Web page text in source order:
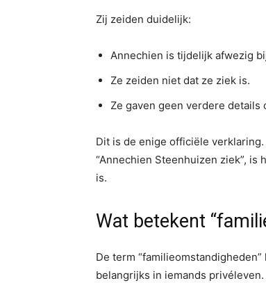
Zij zeiden duidelijk:
Annechien is tijdelijk afwezig
Ze zeiden niet dat ze ziek is.
Ze gaven geen verdere details
Dit is de enige officiële
“Annechien Steenhuizen ziek”,
is.
Wat betekent
De term
belangrijks in iemands